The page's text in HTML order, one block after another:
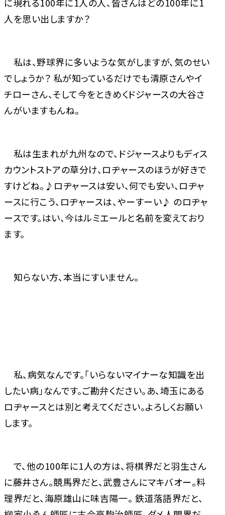
に現れる100年に1人の人、皆さんはどの100年に1
人を思い出しますか？
私は、野球界に多いような気がしますが、気のせい
でしょうか？ 私が知っているだけでも清原さんやイ
チローさん、そして今をときめくドジャースの大谷さ
んがいますもんね。
私は生まれが九州なので、ドジャースよりもディス
カウントストアの草分け、ロヂャースのほうが好きで
すけどね。♪ロヂャースは安い、何でも安い、ロヂャ
ースに行こう、ロヂャースは、やーすーい♪ のロヂャ
ースです。はい、今はルミエールと名前を変えており
ます。
知らない方、本当にすいません。
私、病気なんです。「いらないマイナーな知識を出
したい病」なんです。ご勘弁ください。あ、埼玉にある
ロヂャースとは別と考えてください。よろしくお願い
します。
で、他の100年に1人の方は、将棋界だと羽生さん
に藤井さん。競馬界だと、武豊さんにマキバオー。料
理界だと、海原雄山に味吉陽一。 鉄道落語界だと、